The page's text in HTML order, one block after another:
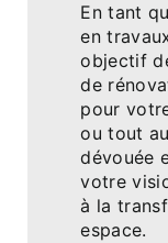
En tant
en
objectif
de
pour
ou tout
dévouée
votre
à la
espace.